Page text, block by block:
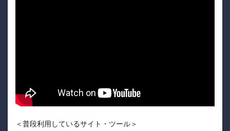
＜普段利用しているサイト・ツール＞